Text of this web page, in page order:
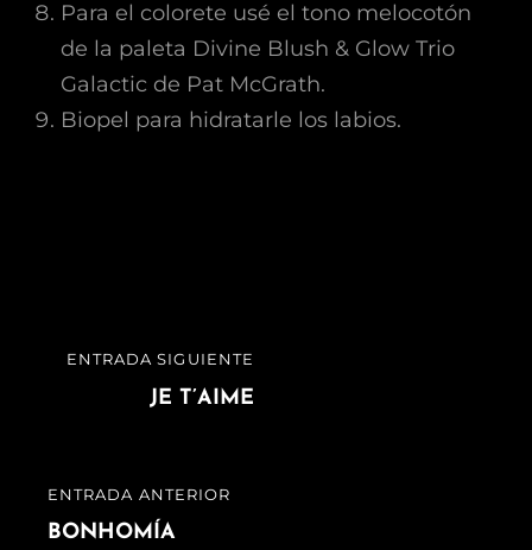
Para el colorete usé el tono melocotón
de la paleta Divine Blush & Glow Trio
Galactic de Pat McGrath.
Biopel para hidratarle los labios.
Navegación
ENTRADA
ANTERIOR
ENTRADA ANTERIOR
BONHOMÍA
ENTRADA
SIGUIENTE
ENTRADA SIGUIENTE
JE T’AIME